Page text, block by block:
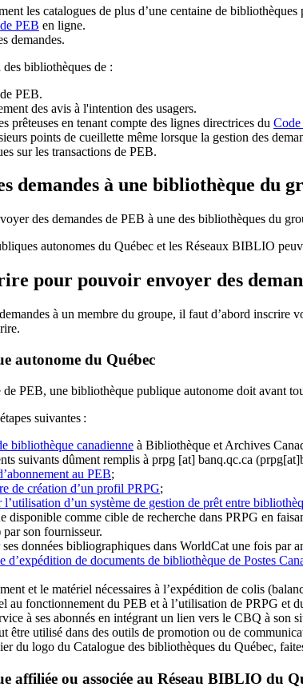
les catalogues de plus d’une centaine de
PEB en ligne.
demandes.
bibliothèques de :
PEB.
des avis à l'intention des usagers.
prêteuses en tenant compte des lignes directrices du Code
points de cueillette même lorsque la gestion des
sur les transactions de PEB.
demandes à une bibliothèque du
des demandes de PEB à une des bibliothèques du
autonomes du Québec et les Réseaux BIBLIO
pour pouvoir envoyer des
à un membre du groupe, il faut d’abord
autonome du Québec
PEB, une bibliothèque publique autonome doit avant
suivantes :
bibliothèque canadienne à Bibliothèque et Archives
suivants dûment remplis à prpg [at] banq.qc.ca
au PEB;
de création d’un profil PRPG;
l’utilisation d’un système de gestion de prêt entre
disponible comme cible de recherche dans PRPG en
son fournisseur.
données bibliographiques dans WorldCat une fois par
d’expédition de documents de bibliothèque de Postes
et le matériel nécessaires à l’expédition de colis
au fonctionnement du PEB et à l’utilisation de PRPG et
à ses abonnés en intégrant un lien vers le CBQ à
être utilisé dans des outils de promotion ou de
du logo du Catalogue des bibliothèques du Québec,
affiliée ou associée au Réseau BIBLIO du